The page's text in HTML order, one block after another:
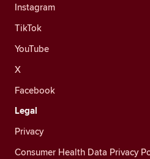
Instagram
TikTok
YouTube
X
Facebook
Legal
Privacy
Consumer Health Data Privacy